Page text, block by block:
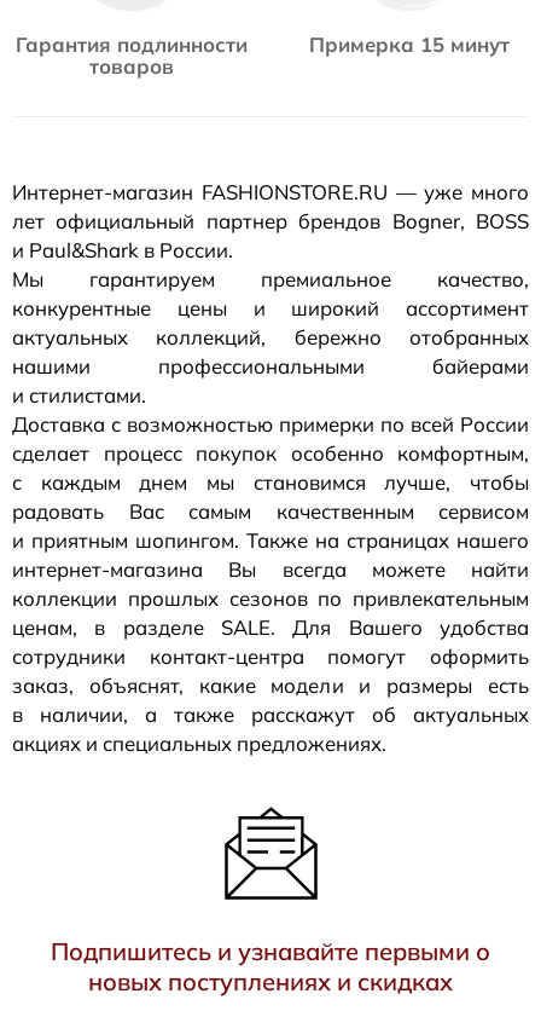
Гарантия подлинности
товаров
Примерка 15 минут
Интернет-магазин FASHIONSTORE.RU — уже много
лет официальный партнер брендов Bogner, BOSS
и Paul&Shark в России.
Мы гарантируем премиальное качество,
конкурентные цены и широкий ассортимент
актуальных коллекций, бережно отобранных
нашими профессиональными байерами
и стилистами.
Доставка с возможностью примерки по всей России
сделает процесс покупок особенно комфортным,
с каждым днем мы становимся лучше, чтобы
радовать Вас самым качественным сервисом
и приятным шопингом. Также на страницах нашего
интернет-магазина Вы всегда можете найти
коллекции прошлых сезонов по привлекательным
ценам, в разделе SALE. Для Вашего удобства
сотрудники контакт-центра помогут оформить
заказ, объяснят, какие модели и размеры есть
в наличии, а также расскажут об актуальных
акциях и специальных предложениях.
Подпишитесь и узнавайте первыми о
новых поступлениях и скидках